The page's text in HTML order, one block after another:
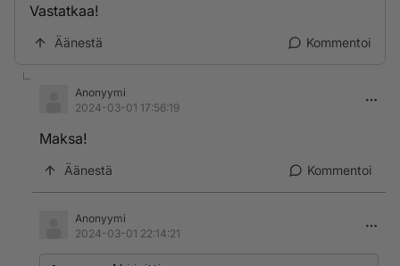
Vastatkaa!
Äänestä Kommentoi
Anonyymi
2024-03-01 17:56:19
Maksa!
Äänestä Kommentoi
Anonyymi
2024-03-01 22:14:21